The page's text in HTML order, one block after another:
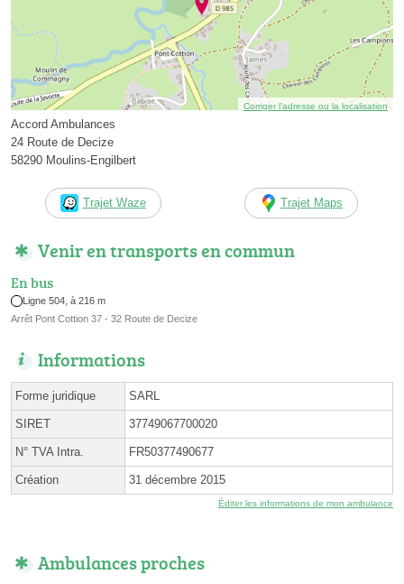
Corriger l’adresse ou la localisation
Accord Ambulances
24 Route de Decize
58290 Moulins-Engilbert
Trajet Waze Trajet Maps
Venir en transports en commun
En bus
Ligne 504, à 216 m
Arrêt Pont Cottion 37 - 32 Route de Decize
Informations
Forme juridique SARL
SIRET 37749067700020
N° TVA Intra. FR50377490677
Création 31 décembre 2015
Éditer les informations de mon ambulance
Ambulances proches